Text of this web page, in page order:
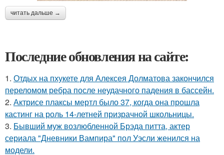
читать дальше →
Последние обновления на сайте:
1. Отдых на пхукете для Алексея Долматова закончился
переломом ребра после неудачного падения в бассейн.
2. Актрисе плаксы мертл было 37, когда она прошла
кастинг на роль 14-летней призрачной школьницы.
3. Бывший муж возлюбленной Брэда питта, актер
сериала "Дневники Вампира" пол Уэсли женился на
модели.